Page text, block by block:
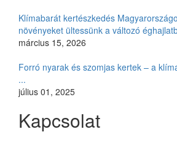
Klímabarát kertészkedés
növényeket ültessünk a változó
március 15, 2026
Forró nyarak és szomjas kertek – a
...
július 01, 2025
Kapcsolat